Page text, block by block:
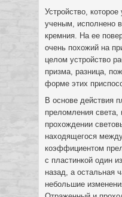
Устройство,
ученым, исполнено
кремния. На ее
очень похожий на
целом устройство
призма, разница,
форме этих
В основе действия
преломления света,
прохождении
находящегося
коэффициентом
с пластинкой один
назад, а остальная
небольшие